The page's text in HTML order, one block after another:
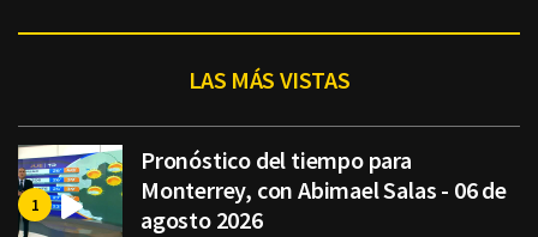
LAS MÁS VISTAS
Pronóstico del tiempo para
Monterrey, con Abimael Salas - 06 de
agosto 2026